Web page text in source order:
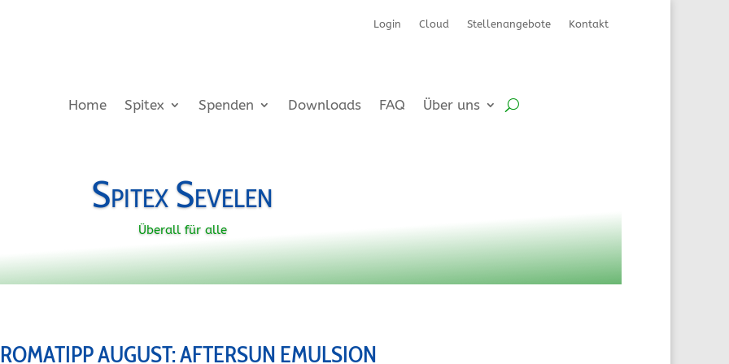
Login Cloud Stellenangebote Kontakt
Home Spitex Spenden Downloads FAQ Über uns
Spitex Sevelen
Überall für alle
AUGUST: AFTERSUN EMULSION